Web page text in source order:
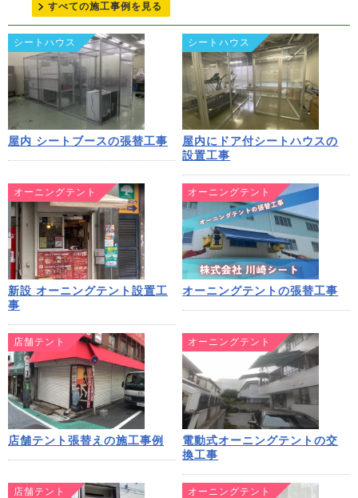
すべての施工事例を見る
シートハウス
屋内 シートブースの張替工事
シートハウス
屋内にドア付シートハウスの
設置工事
オーニングテント
新設 オーニングテント設置工
事
オーニングテント
オーニングテントの張替工事
店舗テント
店舗テント張替えの施工事例
オーニングテント
電動式オーニングテントの交
換工事
店舗テント オーニングテント